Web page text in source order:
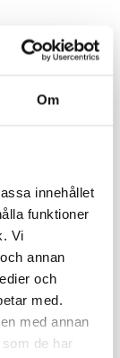
Om
innehållet
funktioner
Vi
annan
och
med.
med annan
de har
Balboa
kr –
kr
Price
range:
through
Den
produkten
De
olika
alternativen
väljas
på